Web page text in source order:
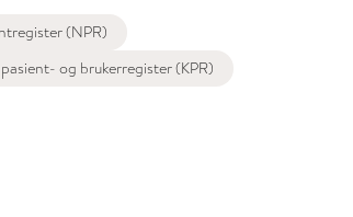
(NPR)
og brukerregister (KPR)